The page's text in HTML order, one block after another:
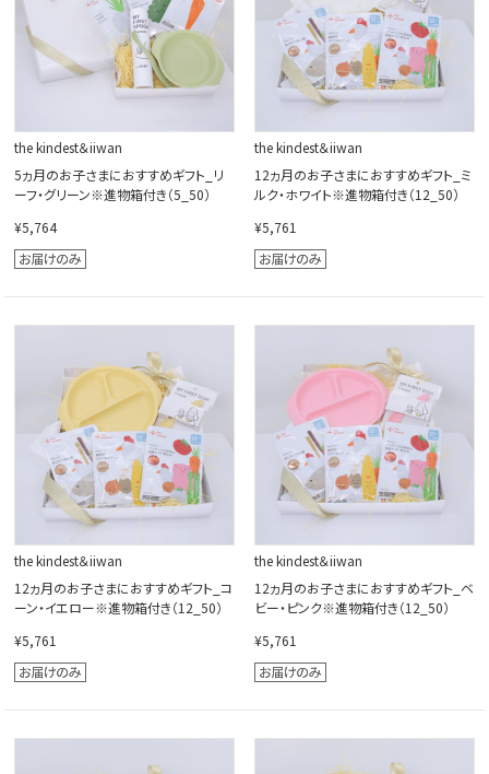
the kindest＆iiwan
5ヵ月のお子さまにおすすめギフト_リ
ーフ・グリーン※進物箱付き（5_50）
¥5,764
the kindest＆iiwan
12ヵ月のお子さまにおすすめギフト_ミ
ルク・ホワイト※進物箱付き（12_50）
¥5,761
the kindest＆iiwan
12ヵ月のお子さまにおすすめギフト_コ
ーン・イエロー※進物箱付き（12_50）
¥5,761
the kindest＆iiwan
12ヵ月のお子さまにおすすめギフト_ベ
ビー・ピンク※進物箱付き（12_50）
¥5,761